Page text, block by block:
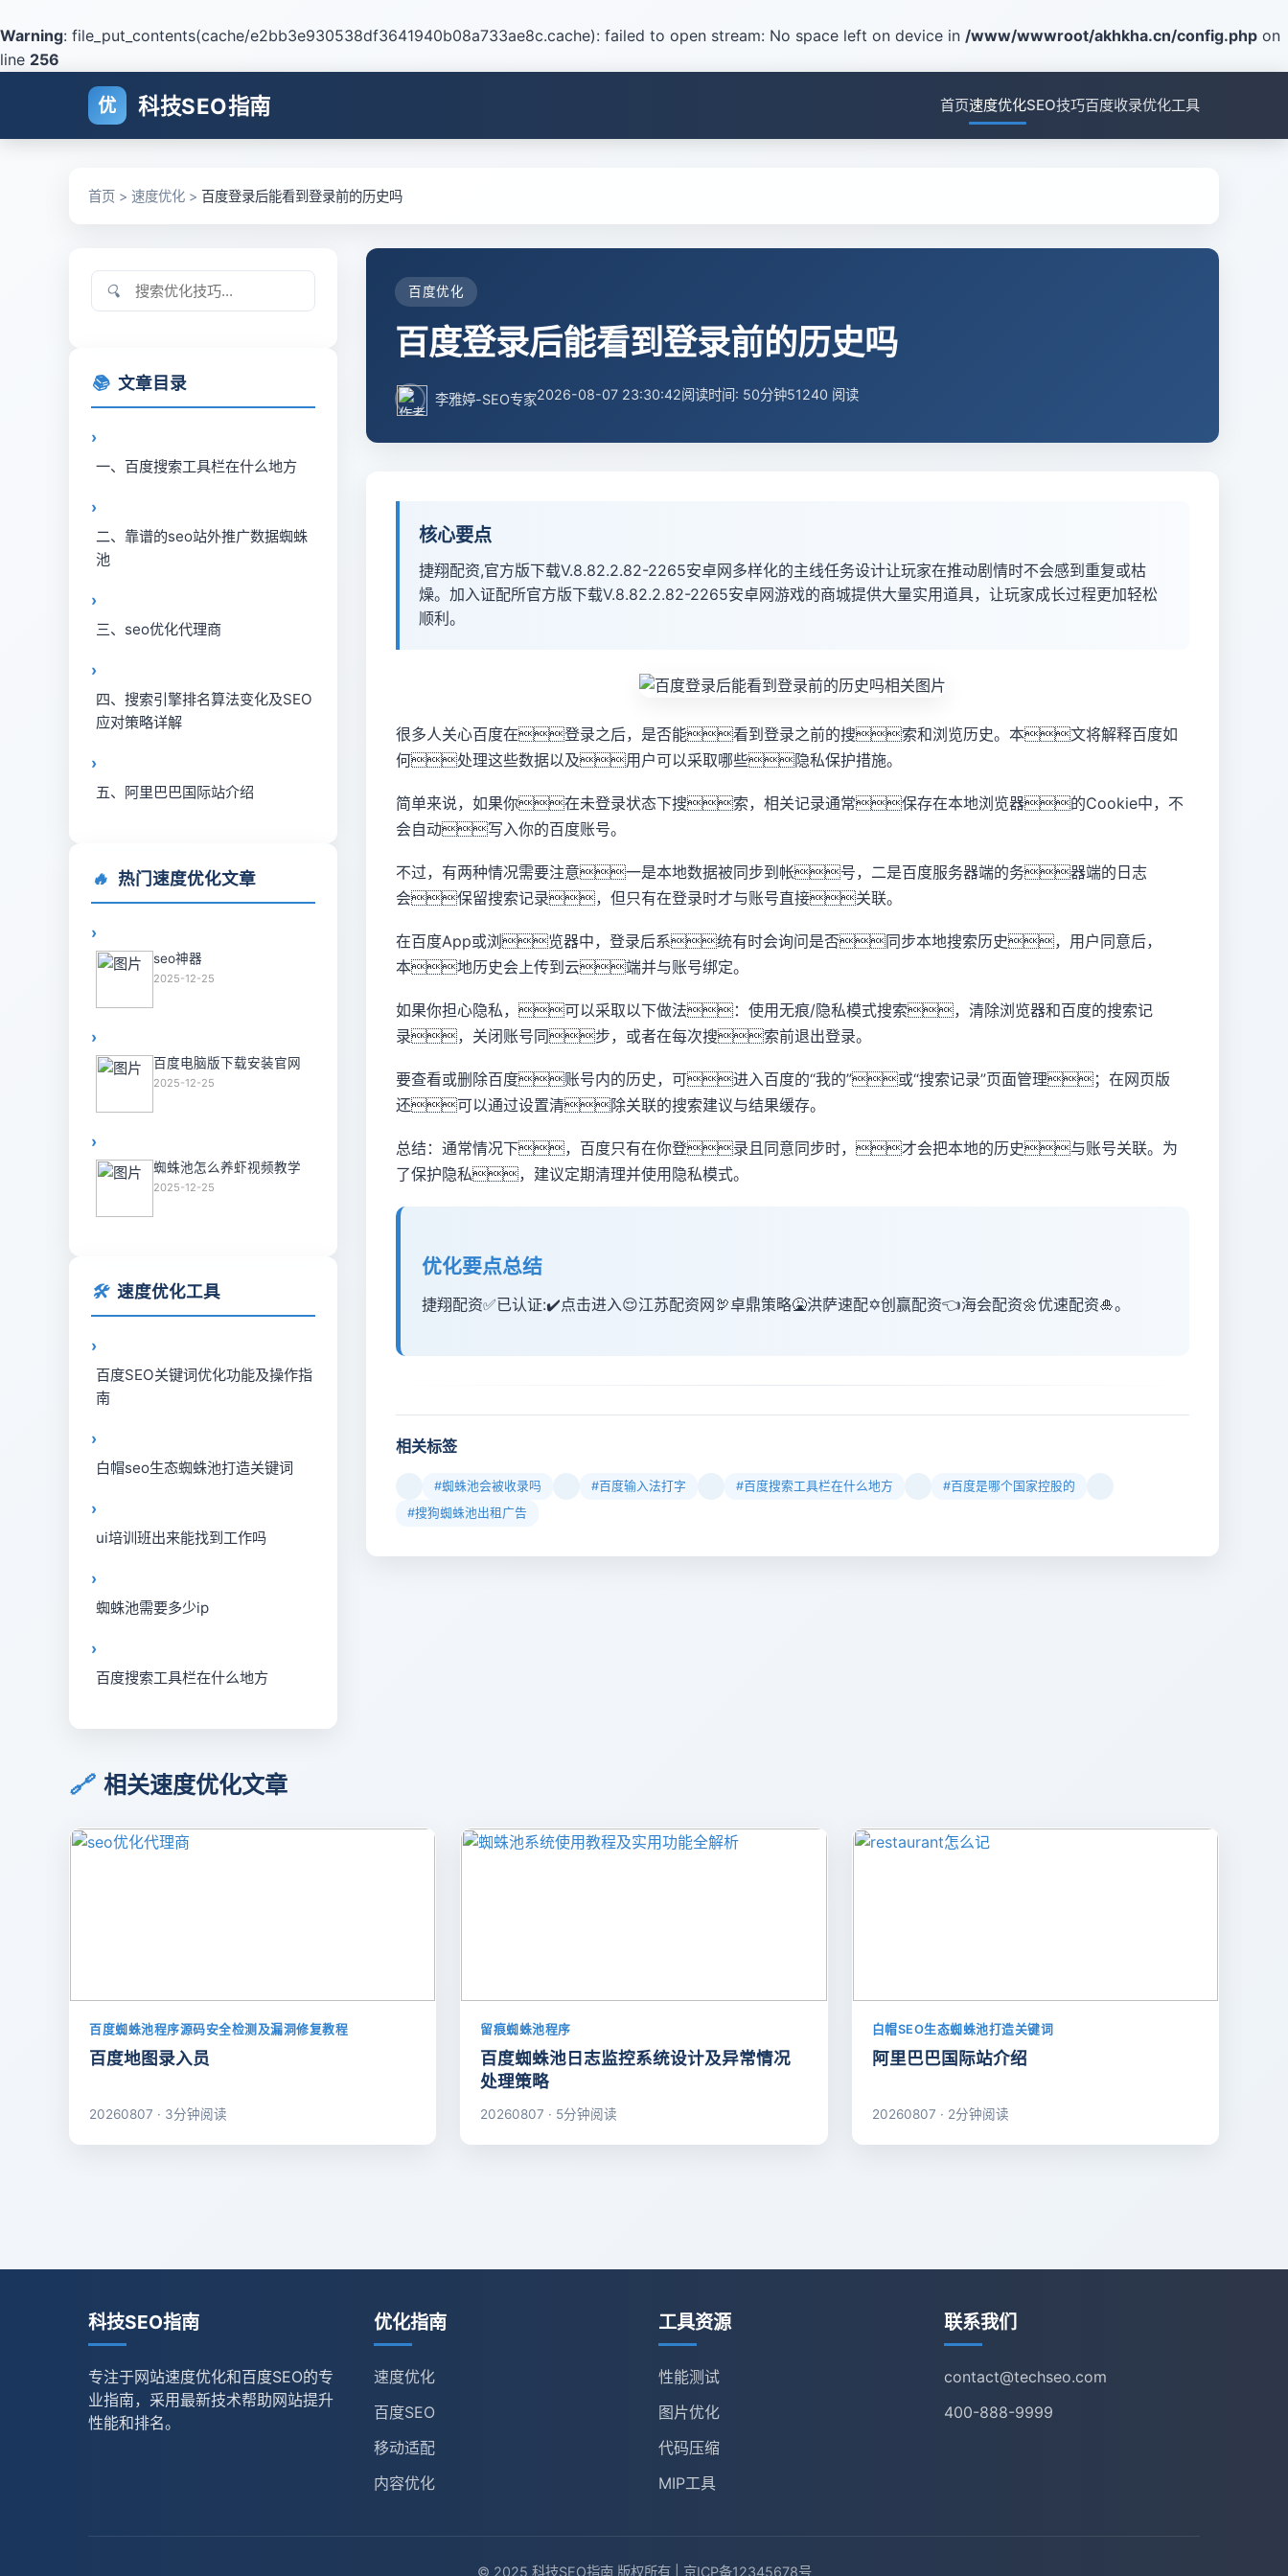
Warning: file_put_contents(cache/e2bb3e930538df3641940b08a733ae8c.cache): failed to open stream: No space left on device in /www/wwwroot/akhkha.cn/config.php on
line 256
优 科技SEO指南 首页速度优化SEO技巧百度收录优化工具
首页 > 速度优化 > 百度登录后能看到登录前的历史吗
🔍
📚 文章目录
一、百度搜索工具栏在什么地方
二、靠谱的seo站外推广数据蜘蛛
池
三、seo优化代理商
四、搜索引擎排名算法变化及SEO
应对策略详解
五、阿里巴巴国际站介绍
🔥 热门速度优化文章
seo神器
2025-12-25
百度电脑版下载安装官网
2025-12-25
蜘蛛池怎么养虾视频教学
2025-12-25
🛠️ 速度优化工具
百度SEO关键词优化功能及操作指
南
白帽seo生态蜘蛛池打造关键词
ui培训班出来能找到工作吗
蜘蛛池需要多少ip
百度搜索工具栏在什么地方
百度优化
百度登录后能看到登录前的历史吗
李雅婷-SEO专家2026-08-07 23:30:42阅读时间: 50分钟51240 阅读
核心要点
捷翔配资,官方版下载V.8.82.2.82-2265安卓网多样化的主线任务设计让玩家在推动剧情时不会感到重复或枯
燥。加入证配所官方版下载V.8.82.2.82-2265安卓网游戏的商城提供大量实用道具，让玩家成长过程更加轻松
顺利。
很多人关心百度在登录之后，是否能看到登录之前的搜索和浏览历史。本文将解释百度如
何处理这些数据以及用户可以采取哪些隐私保护措施。
简单来说，如果你在未登录状态下搜索，相关记录通常保存在本地浏览器的Cookie中，不
会自动写入你的百度账号。
不过，有两种情况需要注意一是本地数据被同步到帐号，二是百度服务器端的务器端的日志
会保留搜索记录，但只有在登录时才与账号直接关联。
在百度App或浏览器中，登录后系统有时会询问是否同步本地搜索历史，用户同意后，
本地历史会上传到云端并与账号绑定。
如果你担心隐私，可以采取以下做法：使用无痕/隐私模式搜索，清除浏览器和百度的搜索记
录，关闭账号同步，或者在每次搜索前退出登录。
要查看或删除百度账号内的历史，可进入百度的“我的”或“搜索记录”页面管理；在网页版
还可以通过设置清除关联的搜索建议与结果缓存。
总结：通常情况下，百度只有在你登录且同意同步时，才会把本地的历史与账号关联。为
了保护隐私，建议定期清理并使用隐私模式。
优化要点总结
捷翔配资✅已认证:✔️点击进入😌江苏配资网🦃卓鼎策略🤮洪萨速配✡️创赢配资👈海会配资🌼优速配资🎍。
相关标签
#蜘蛛池会被收录吗 #百度输入法打字 #百度搜索工具栏在什么地方
#百度是哪个国家控股的
#搜狗蜘蛛池出租广告
🔗 相关速度优化文章
百度蜘蛛池程序源码安全检测及漏洞修复教程
百度地图录入员
20260807 · 3分钟阅读
留痕蜘蛛池程序
百度蜘蛛池日志监控系统设计及异常情况
处理策略
20260807 · 5分钟阅读
白帽SEO生态蜘蛛池打造关键词
阿里巴巴国际站介绍
20260807 · 2分钟阅读
科技SEO指南
专注于网站速度优化和百度SEO的专
业指南，采用最新技术帮助网站提升
性能和排名。
优化指南
速度优化
百度SEO
移动适配
内容优化
工具资源
性能测试
图片优化
代码压缩
MIP工具
联系我们
contact@techseo.com
400-888-9999
© 2025 科技SEO指南 版权所有 | 京ICP备12345678号